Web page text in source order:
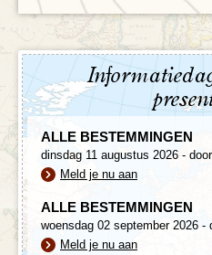
ALLE BESTEMMINGEN
dinsdag 11 augustus 2026 -
Meld je nu aan
ALLE BESTEMMINGEN
woensdag 02 september 2026 -
Meld je nu aan